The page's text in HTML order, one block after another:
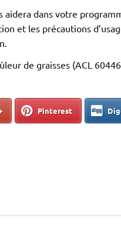
aidera dans votre
et les précautions
de graisses (ACL
Pinterest